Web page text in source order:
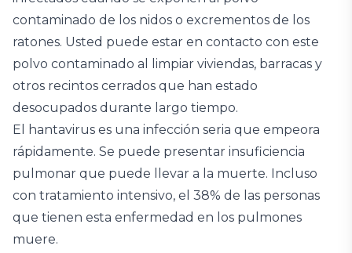
contaminado de los nidos o excrementos de los
ratones. Usted puede estar en contacto con este
polvo contaminado al limpiar viviendas, barracas y
otros recintos cerrados que han estado
desocupados durante largo tiempo.
El hantavirus es una infección seria que empeora
rápidamente. Se puede presentar insuficiencia
pulmonar que puede llevar a la muerte. Incluso
con tratamiento intensivo, el 38% de las personas
que tienen esta enfermedad en los pulmones
muere.